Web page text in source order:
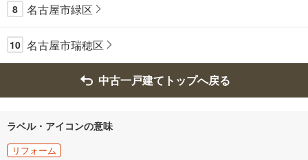
8 名古屋市緑区
10 名古屋市瑞穂区
中古一戸建てトップへ戻る
ラベル・アイコンの意味
リフォーム